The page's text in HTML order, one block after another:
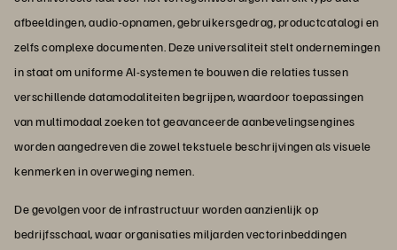
afbeeldingen, audio-opnamen, gebruikersgedrag, productcatalogi en
zelfs complexe documenten. Deze universaliteit stelt ondernemingen
in staat om uniforme AI-systemen te bouwen die relaties tussen
verschillende datamodaliteiten begrijpen, waardoor toepassingen
van multimodaal zoeken tot geavanceerde aanbevelingsengines
worden aangedreven die zowel tekstuele beschrijvingen als visuele
kenmerken in overweging nemen.
De gevolgen voor de infrastructuur worden aanzienlijk op
bedrijfsschaal, waar organisaties miljarden vectorinbeddingen